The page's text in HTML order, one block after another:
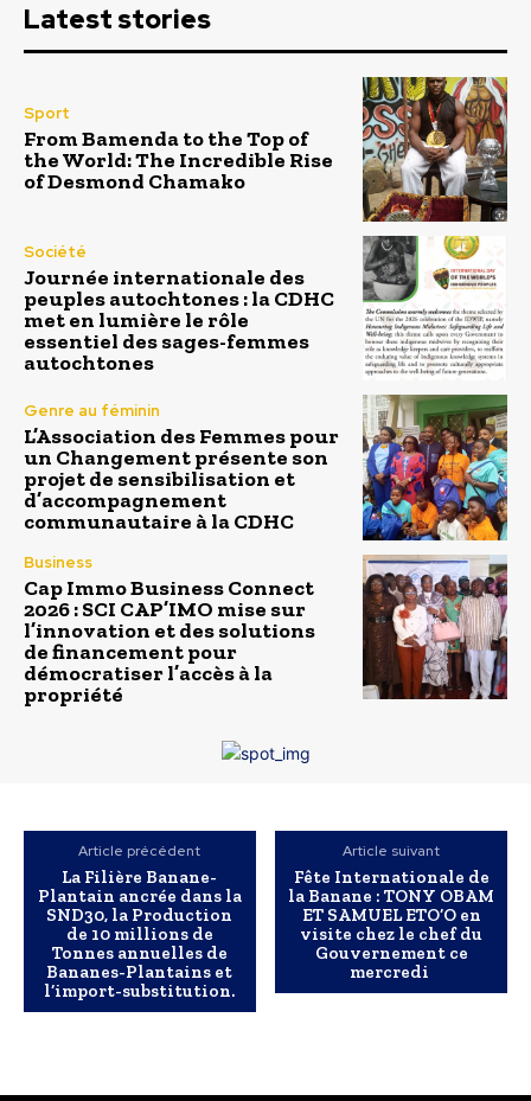
Latest stories
Sport
From Bamenda to the Top of
the World: The Incredible Rise
of Desmond Chamako
Société
Journée internationale des
peuples autochtones : la CDHC
met en lumière le rôle
essentiel des sages-femmes
autochtones
Genre au féminin
L’Association des Femmes pour
un Changement présente son
projet de sensibilisation et
d’accompagnement
communautaire à la CDHC
Business
Cap Immo Business Connect
2026 : SCI CAP’IMO mise sur
l’innovation et des solutions
de financement pour
démocratiser l’accès à la
propriété
Article précédent
La Filière Banane-
Plantain ancrée dans la
SND30, la Production
de 10 millions de
Tonnes annuelles de
Bananes-Plantains et
l’import-substitution.
Article suivant
Fête Internationale de
la Banane : TONY OBAM
ET SAMUEL ETO’O en
visite chez le chef du
Gouvernement ce
mercredi